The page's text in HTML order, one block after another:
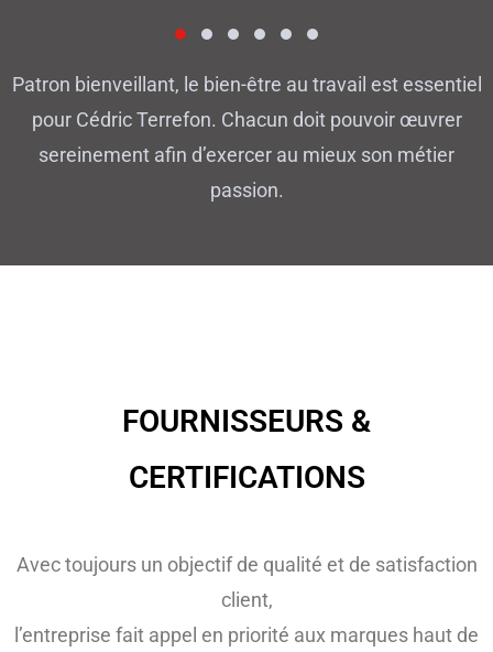
Patron bienveillant, le bien-être au travail est essentiel
pour Cédric Terrefon. Chacun doit pouvoir œuvrer
sereinement afin d’exercer au mieux son métier
passion.
FOURNISSEURS &
CERTIFICATIONS
Avec toujours un objectif de qualité et de satisfaction
client,
l’entreprise fait appel en priorité aux marques haut de